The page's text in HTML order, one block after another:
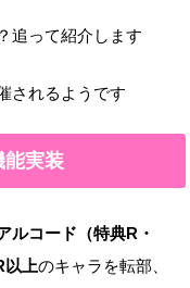
追って紹介します
されるようです
能実装
ルコード（特典R・
以上のキャラを転部、